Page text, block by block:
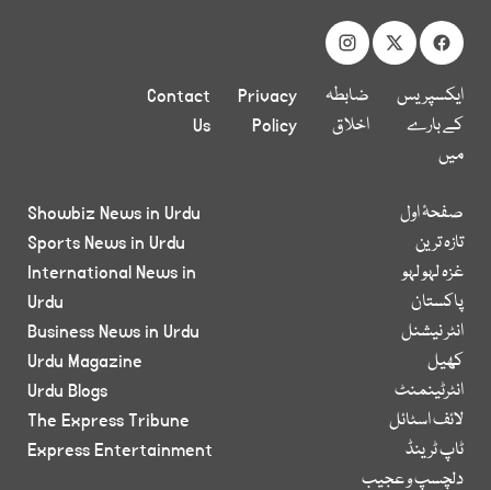
ایکسپریس
کے بارے
میں
ضابطہ
اخلاق
Privacy
Policy
Contact
Us
صفحۂ اول
تازہ ترین
غزہ لہو لہو
پاکستان
انٹر نیشنل
کھیل
انٹرٹینمنٹ
لائف اسٹائل
ٹاپ ٹرینڈ
دلچسپ و عجیب
Showbiz News in Urdu
Sports News in Urdu
International News in
Urdu
Business News in Urdu
Urdu Magazine
Urdu Blogs
The Express Tribune
Express Entertainment